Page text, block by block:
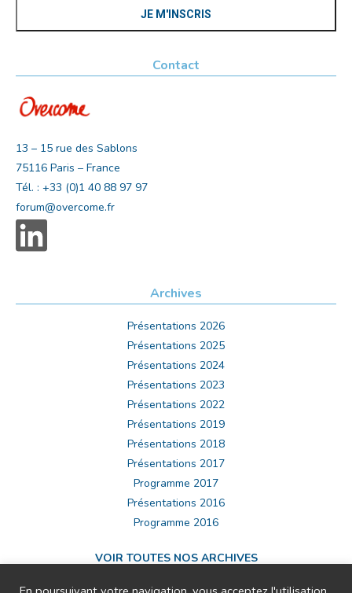
Contact
13 – 15 rue des Sablons
75116 Paris – France
Tél. : +33 (0)1 40 88 97 97
forum@overcome.fr
Archives
Présentations 2026
Présentations 2025
Présentations 2024
Présentations 2023
Présentations 2022
Présentations 2019
Présentations 2018
Présentations 2017
Programme 2017
Présentations 2016
Programme 2016
VOIR TOUTES NOS ARCHIVES